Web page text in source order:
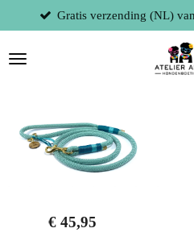
direct
naar
de
Euro
€ 45,95